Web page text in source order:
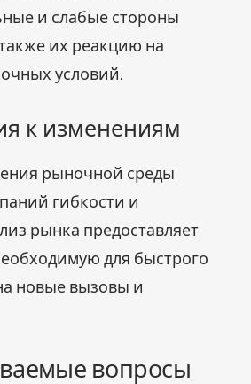
и слабые стороны
их реакцию на
условий.
к изменениям
рыночной среды
гибкости и
рынка предоставляет
для быстрого
новые вызовы и
вопросы